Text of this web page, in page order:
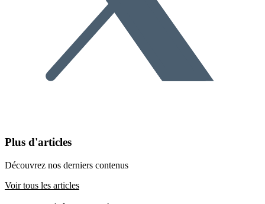
Plus d'articles
Découvrez nos derniers contenus
Voir tous les articles